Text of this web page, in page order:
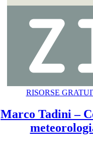
RISORSE
Marco Tadini –